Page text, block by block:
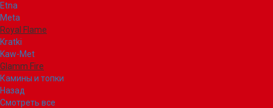
Etna
Meta
Royal Flame
Kratki
Kaw-Met
Glamm Fire
Камины и топки
Назад
Смотреть все